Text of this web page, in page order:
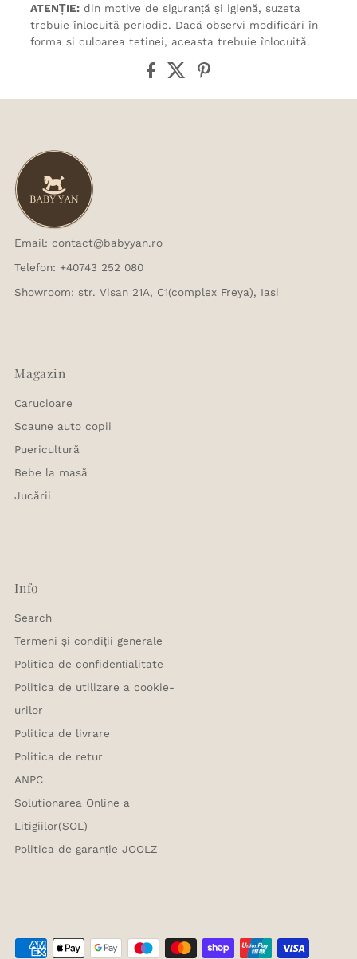
ATENȚIE: din motive de siguranță și igienă, suzeta
trebuie înlocuită periodic. Dacă observi modificări în
forma și culoarea tetinei, aceasta trebuie înlocuită.
Email: contact@babyyan.ro
Telefon: +40743 252 080
Showroom: str. Visan 21A, C1(complex Freya), Iasi
Magazin
Carucioare
Scaune auto copii
Puericultură
Bebe la masă
Jucării
Info
Search
Termeni și condiții generale
Politica de confidențialitate
Politica de utilizare a cookie-
urilor
Politica de livrare
Politica de retur
ANPC
Solutionarea Online a
Litigiilor(SOL)
Politica de garanție JOOLZ